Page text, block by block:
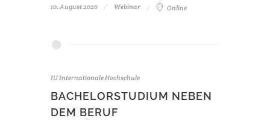
10. August 2026 Webinar Online
IU Internationale Hochschule
BACHELORSTUDIUM NEBEN
DEM BERUF